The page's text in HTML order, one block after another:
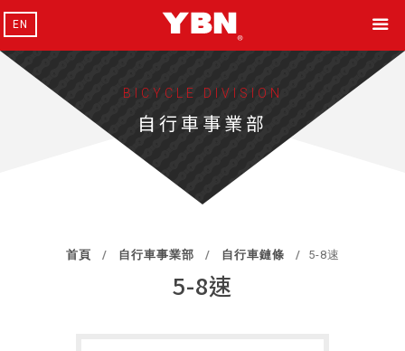
EN
BICYCLE DIVISION
自行車事業部
首頁 自行車事業部 自行車鏈條 5-8速
5-8速